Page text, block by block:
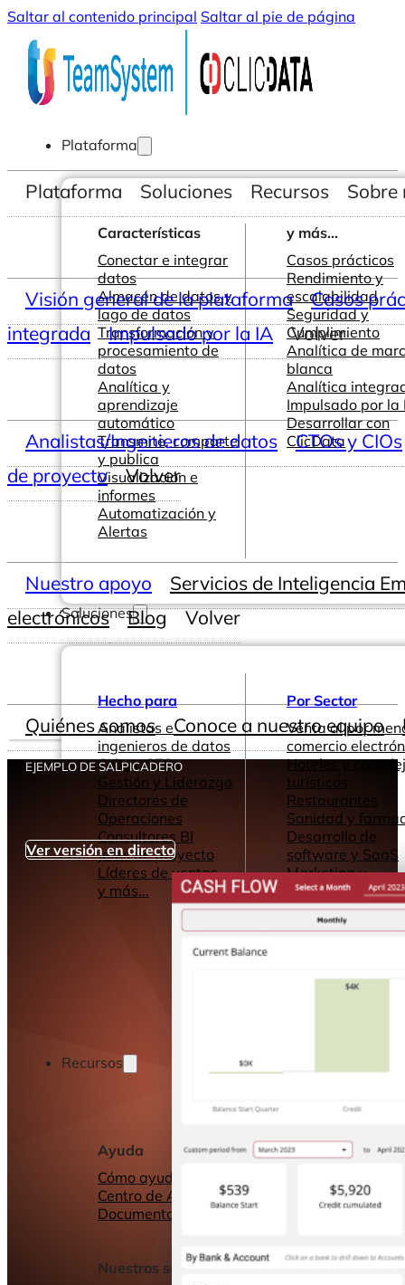
Saltar al contenido principal Saltar al pie de página
Plataforma
Características
Conectar e integrar
datos
Almacén de datos y
lago de datos
Transformación y
procesamiento de
datos
Analítica y
aprendizaje
automático
Transmite, comparte
y publica
Visualización e
informes
Automatización y
Alertas
y más...
Casos prácticos
Rendimiento y
escalabilidad
Seguridad y
Cumplimiento
Analítica de
blanca
Analítica
Impulsado por la
Desarrollar con
ClicData
Soluciones
Hecho para
Analistas e
ingenieros de datos
CIOs y CTOs
Gestión y Liderazgo
Directores de
Operaciones
Consultores BI
Jefes de proyecto
Líderes de ventas
y más...
Por Sector
Venta al por
comercio
Hoteles y
turísticos
Restaurantes
Sanidad y
Desarrollo de
software y SaaS
Marketing y
Publicidad
Servicios de
Consultoría
Recursos
Ayuda
Cómo ayudamos
Centro de Ayuda y
Documentación
Nuestros servicios
Otros recursos
informes
Conectores
Plataforma Soluciones Recursos Sobre
Visión general de la plataforma
Casos
integrada
Impulsado por la IA Volver
Analistas/Ingenieros de datos
CTOs y CIOs
de proyecto
Volver
Nuestro apoyo
Servicios de Inteligencia
electrónicos
Blog Volver
Quiénes somos Conoce a nuestro equipo
EJEMPLO DE SALPICADERO
Ver versión en directo